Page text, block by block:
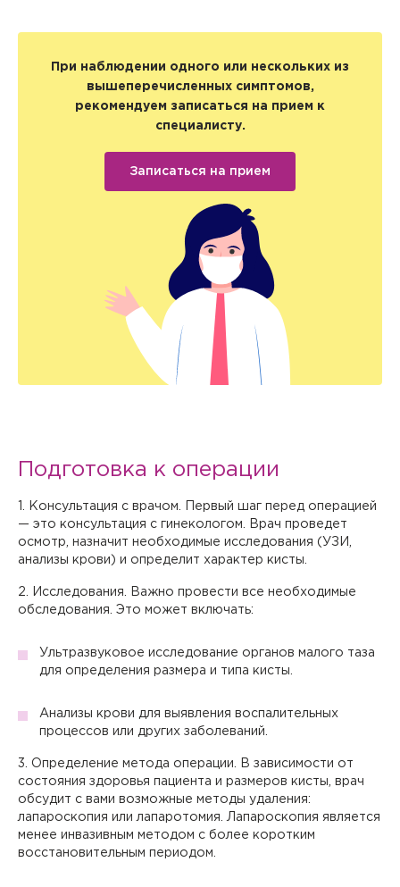
При наблюдении одного или нескольких из
вышеперечисленных симптомов,
рекомендуем записаться на прием к
специалисту.
Записаться на прием
Подготовка к операции
1. Консультация с врачом. Первый шаг перед операцией
— это консультация с гинекологом. Врач проведет
осмотр, назначит необходимые исследования (УЗИ,
анализы крови) и определит характер кисты.
2. Исследования. Важно провести все необходимые
обследования. Это может включать:
Ультразвуковое исследование органов малого таза
для определения размера и типа кисты.
Анализы крови для выявления воспалительных
процессов или других заболеваний.
3. Определение метода операции. В зависимости от
состояния здоровья пациента и размеров кисты, врач
обсудит с вами возможные методы удаления:
лапароскопия или лапаротомия. Лапароскопия является
менее инвазивным методом с более коротким
восстановительным периодом.